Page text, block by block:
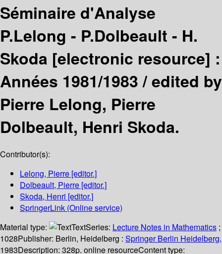
Séminaire d'Analyse
P.Lelong - P.Dolbeault - H.
Skoda [electronic resource] :
Années 1981/1983 /edited by
Pierre Lelong, Pierre
Dolbeault, Henri Skoda.
Contributor(s):
Lelong, Pierre [editor.]
Dolbeault, Pierre [editor.]
Skoda, Henri [editor.]
SpringerLink (Online service)
Material type:
TextSeries: Lecture Notes in Mathematics ;
1028Publisher: Berlin, Heidelberg : Springer Berlin Heidelberg,
1983Description: 328p. online resourceContent type: